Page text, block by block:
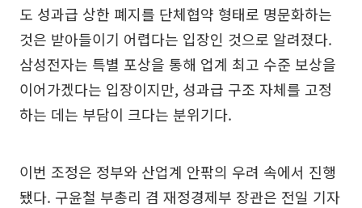
도 성과급 상한 폐지를 단체협약 형태로 명문화하는
것은 받아들이기 어렵다는 입장인 것으로 알려졌다.
삼성전자는 특별 포상을 통해 업계 최고 수준 보상을
이어가겠다는 입장이지만, 성과급 구조 자체를 고정
하는 데는 부담이 크다는 분위기다.
이번 조정은 정부와 산업계 안팎의 우려 속에서 진행
됐다. 구윤철 부총리 겸 재정경제부 장관은 전일 기자